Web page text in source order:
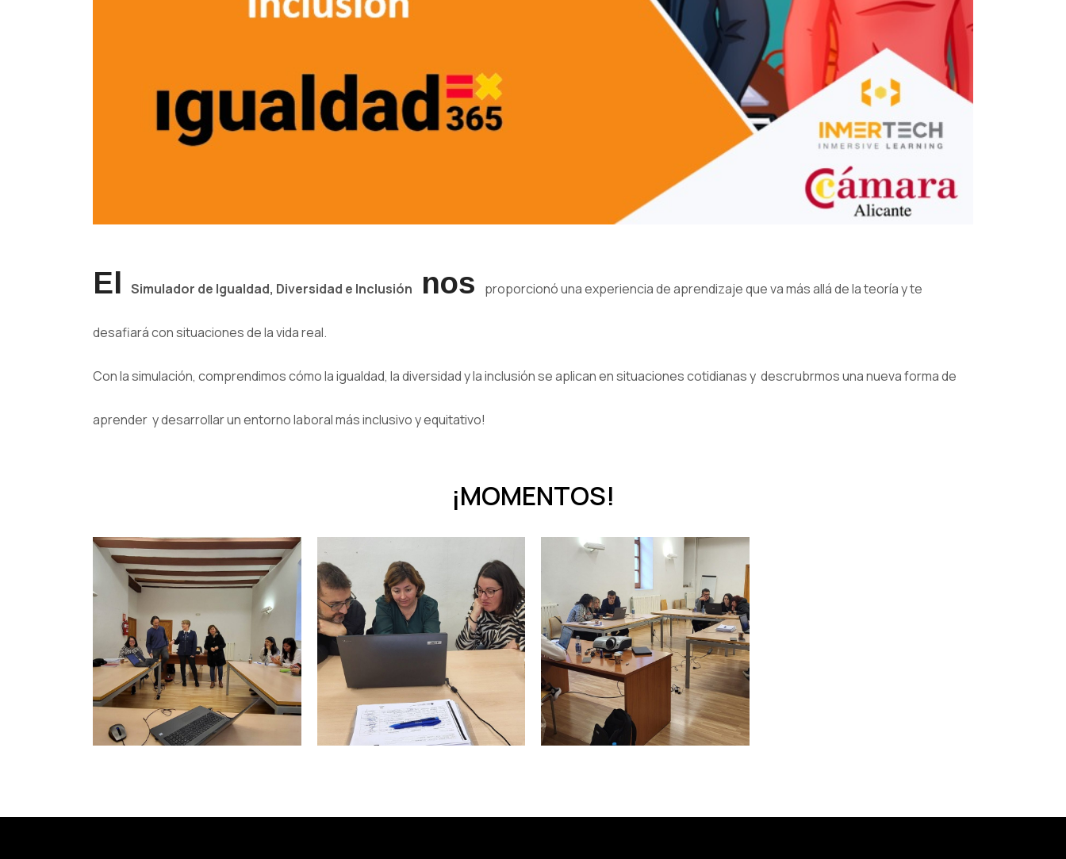
El Simulador de Igualdad, Diversidad e Inclusión nos proporcionó una experiencia de aprendizaje que va más allá de la teoría y te
desafiará con situaciones de la vida real.
Con la simulación, comprendimos cómo la igualdad, la diversidad y la inclusión se aplican en situaciones cotidianas y descrubrmos una nueva forma de
aprender y desarrollar un entorno laboral más inclusivo y equitativo!
¡MOMENTOS!